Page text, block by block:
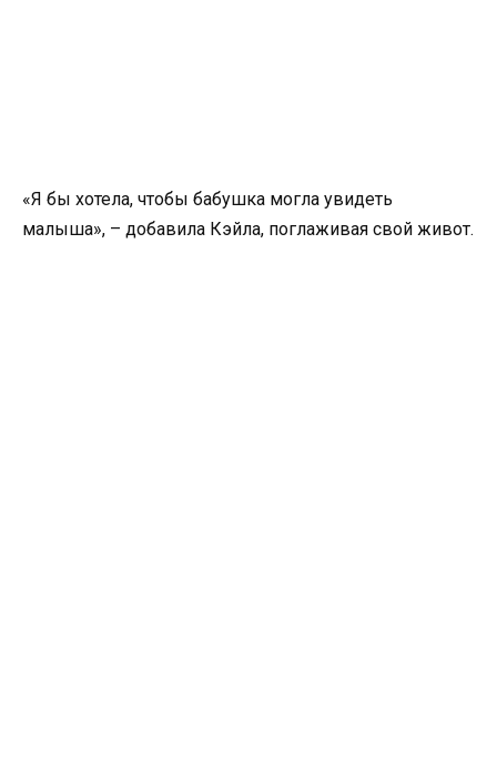
«Я бы хотела, чтобы бабушка могла увидеть
малыша», – добавила Кэйла, поглаживая свой живот.